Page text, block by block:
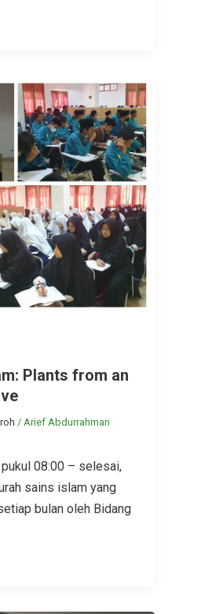
Plants from an
/ Arief Abdurrahman
08:00 – selesai,
sains islam yang
bulan oleh Bidang